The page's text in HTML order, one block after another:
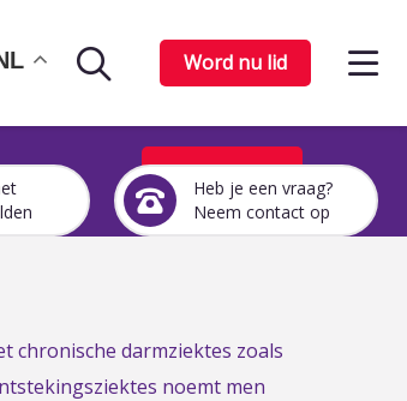
Word nu lid
Zoekpagina
medicijn
Heb je een vraag?
Neem contact op
je
Word nu lid
chronische darmziektes zoals
noemt men